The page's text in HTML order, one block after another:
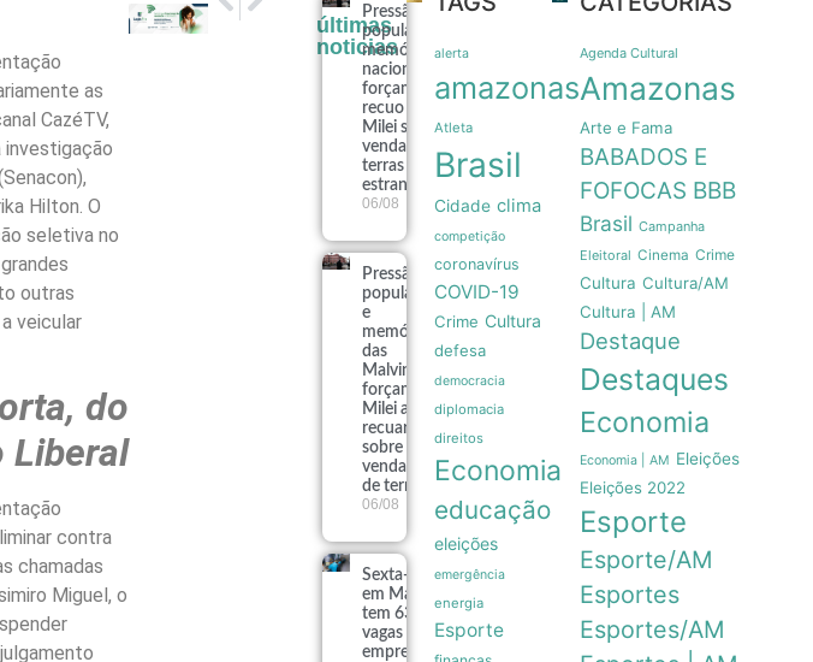
as
CazéTV,
investigação
Hilton. O
seletiva no
outras
veicular
do
Liberal
contra
chamadas
Miguel, o
Raiva faz mal ao coração? O que a ciência descobriu sobre esse risco
Anthropic e Pentágono: emails revelam disputa por uso de IA
últimas
noticias
Pressão
popular e
memória
nacional
forçam
recuo de
Milei sobre
venda de
terras a
estrangeiros
06/08
Pressão
popular
e
memória
das
Malvinas
forçam
Milei a
recuar
sobre
venda
de terras
06/08
Sexta-feira
em Manaus
tem 639
vagas de
emprego
alerta
amazonas
Atleta
Brasil
Cidade clima
competição
coronavírus
COVID-19
Crime Cultura
defesa
democracia
diplomacia
direitos
Economia
educação
eleições
emergência
energia
Esporte
Agenda Cultural
Amazonas
Arte e Fama
BABADOS E
FOFOCAS BBB
Brasil Campanha
Eleitoral Cinema Crime
Cultura Cultura/AM
Cultura | AM
Destaque
Destaques
Economia
Economia | AM Eleições
Eleições 2022
Esporte
Esporte/AM
Esportes
Esportes/AM